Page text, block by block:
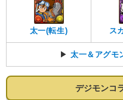
太一(転生) ス
▶太一＆アグモ
デジモンコ